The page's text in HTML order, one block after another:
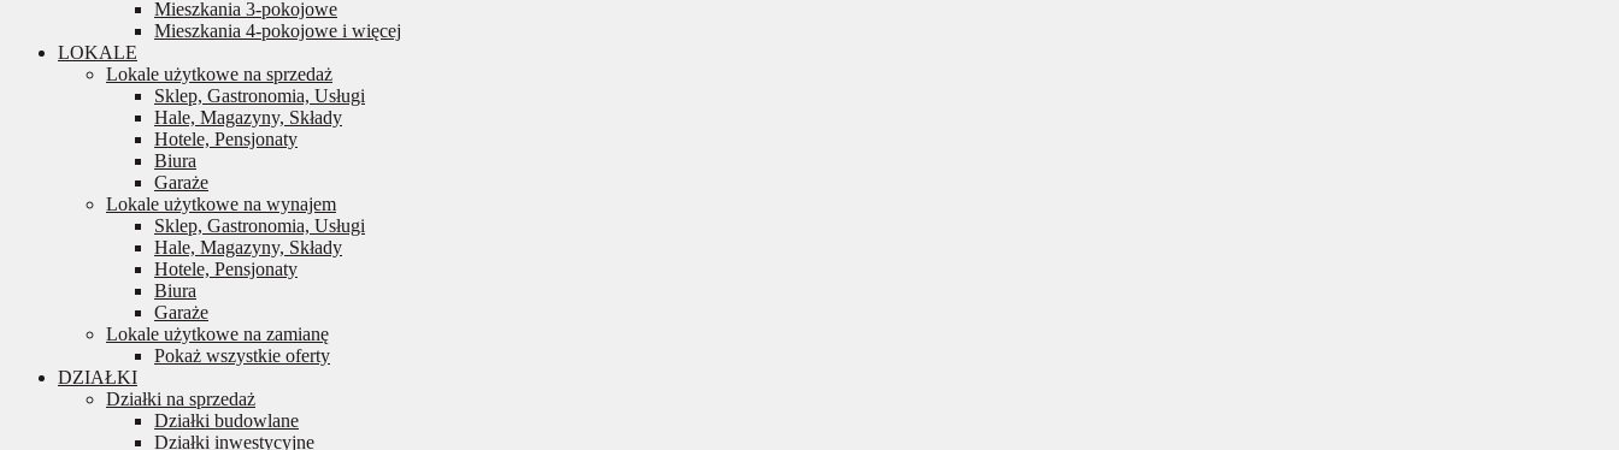
Mieszkania 3-pokojowe
Mieszkania 4-pokojowe i więcej
LOKALE
Lokale użytkowe na sprzedaż
Sklep, Gastronomia, Usługi
Hale, Magazyny, Składy
Hotele, Pensjonaty
Biura
Garaże
Lokale użytkowe na wynajem
Sklep, Gastronomia, Usługi
Hale, Magazyny, Składy
Hotele, Pensjonaty
Biura
Garaże
Lokale użytkowe na zamianę
Pokaż wszystkie oferty
DZIAŁKI
Działki na sprzedaż
Działki budowlane
Działki inwestycyjne